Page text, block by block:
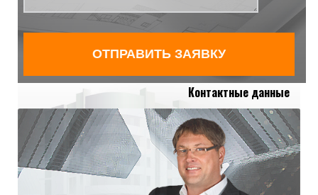
Контактные данные